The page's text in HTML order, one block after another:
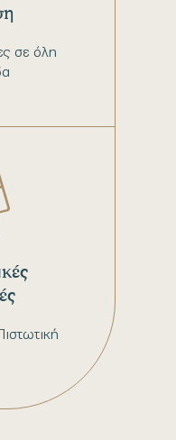
σε όλη